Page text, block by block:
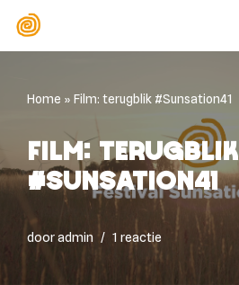
Ga
deHome » Film: terugblik #Sunsation41
Film: terugblik
#Sunsation41
dooradmin 1 reactie